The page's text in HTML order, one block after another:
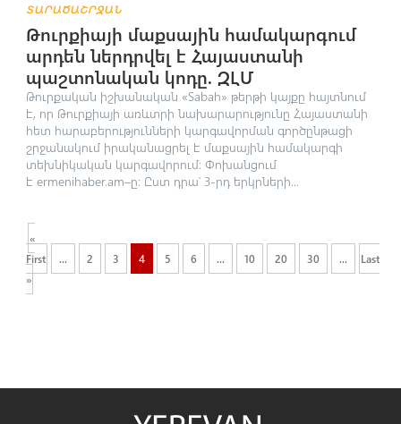
ՏԱՐԱԾԱՇՐՋԱՆ
Թուրքիայի մաքսային համակարգում
արդեն ներդրվել է Հայաստանի
պաշտոնական կոդը. ԶԼՄ
Թուրքական իշխանական «Sabah» թերթի կայքը հայտնում
է, որ Թուրքիայի առևտրի նախարարությունը Հայաստանի
հետ հարաբերությունների կարգավորման գործընթացի
շրջանակում իրականացրել է մաքսային համակարգի
տեխնիկական կարգավորում։ Փոխանցում
է ermenihaber.am–ը։ Ըստ դրա՝ 3-րդ երկրների...
«
First
... 2 3 4 5 6 ... 10 20 30 ...
Last
»